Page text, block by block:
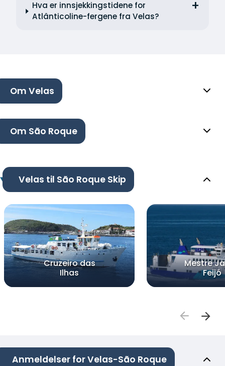
Hva er innsjekkingstidene for
Atlânticoline-fergene fra Velas?
Om Velas
Om São Roque
Velas til São Roque Skip
Cruzeiro das
Ilhas
Mestre
Feijó
Anmeldelser for Velas-São Roque